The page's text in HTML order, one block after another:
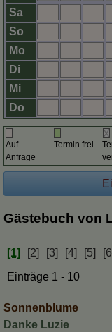
Sa
So
Mo
Di
Mi
Do
Auf
Anfrage
Termin frei
Gästebuch von
[1] [2] [3] [4] [5]
Einträge 1 - 10
Sonnenblume
Danke Luzie